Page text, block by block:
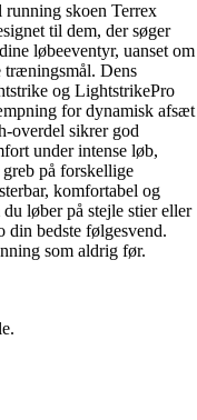
running skoen Terrex
til dem, der søger
løbeeventyr, uanset om
træningsmål. Dens
og LightstrikePro
for dynamisk afsæt
overdel sikrer god
under intense løb,
på forskellige
komfortabel og
løber på stejle stier eller
din bedste følgesvend.
som aldrig før.